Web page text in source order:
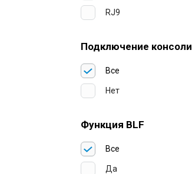
RJ9
Подключение консоли
Все
Нет
Функция BLF
Все
Да